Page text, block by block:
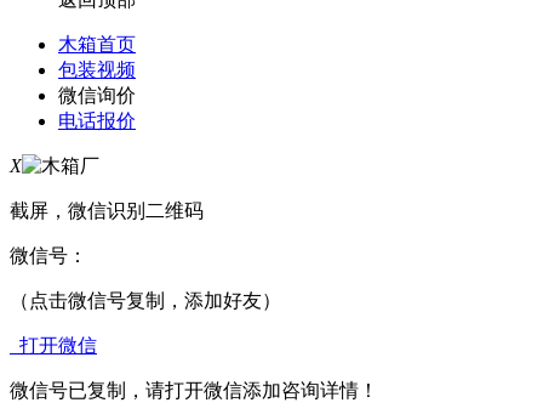
木箱首页
包装视频
微信询价
电话报价
X
截屏，微信识别二维码
微信号：
（点击微信号复制，添加好友）
打开微信
微信号已复制，请打开微信添加咨询详情！